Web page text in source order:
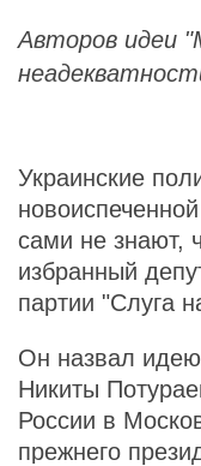
Авторов идеи
Украинские
сами не знают,
избранный
партии "Слуга
Он назвал идею
Никиты
России в
прежнего